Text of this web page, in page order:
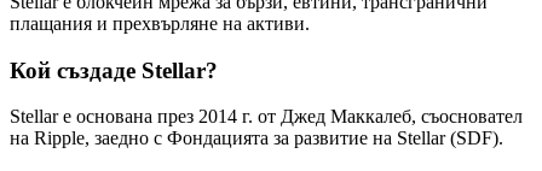
плащания и прехвърляне на активи.
Кой създаде Stellar?
Stellar е основана през 2014 г. от Джед Маккалеб, съосновател
на Ripple, заедно с Фондацията за развитие на Stellar (SDF).